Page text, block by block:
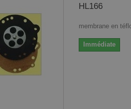
HL166
membrane en
Immédiate